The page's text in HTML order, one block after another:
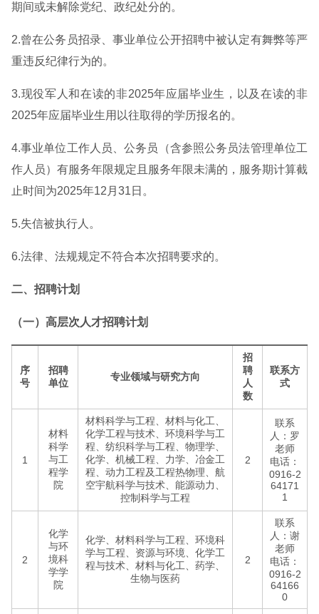
期间或未解除党纪、政纪处分的。
2.曾在公务员招录、事业单位公开招聘中被认定有舞弊等严
重违反纪律行为的。
3.现役军人和在读的非2025年应届毕业生，以及在读的非
2025年应届毕业生用以往取得的学历报名的。
4.事业单位工作人员、公务员（含参照公务员法管理单位工
作人员）有服务年限规定且服务年限未满的，服务期计算截
止时间为2025年12月31日。
5.失信被执行人。
6.法律、法规规定不符合本次招聘要求的。
二、招聘计划
（一）高层次人才招聘计划
序
号
招聘
单位
专业领域与研究方向
招
聘
人
数
联系方
式
1
材料
科学
与工
程学
院
材料科学与工程、材料与化工、
化学工程与技术、环境科学与工
程、纺织科学与工程、物理学、
化学、机械工程、力学、冶金工
程、动力工程及工程热物理、航
空宇航科学与技术、能源动力、
控制科学与工程
2
联系
人：罗
老师
电话：
0916-2
64171
1
2
化学
与环
境科
学学
院
化学、材料科学与工程、环境科
学与工程、资源与环境、化学工
程与技术、材料与化工、药学、
生物与医药
2
联系
人：谢
老师
电话：
0916-2
64166
0